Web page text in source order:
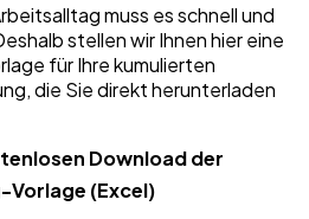
muss es schnell und
stellen wir Ihnen hier eine
für Ihre kumulierten
die Sie direkt herunterladen
Download der
(Excel)